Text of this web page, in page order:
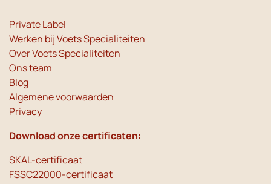
Private Label
Werken bij Voets Specialiteiten
Over Voets Specialiteiten
Ons team
Blog
Algemene voorwaarden
Privacy
Download onze certificaten:
SKAL-certificaat
FSSC22000-certificaat